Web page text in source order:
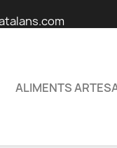
ALIMENTS